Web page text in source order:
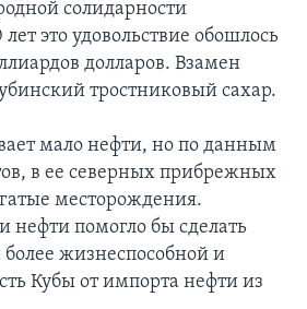
солидарности
это удовольствие обошлось
долларов. Взамен
тростниковый сахар.
мало нефти, но по данным
в ее северных прибрежных
месторождения.
нефти помогло бы сделать
жизнеспособной и
Кубы от импорта нефти из